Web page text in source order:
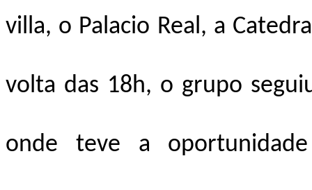
villa, o Palacio Real, a
volta das 18h, o grupo
onde teve a